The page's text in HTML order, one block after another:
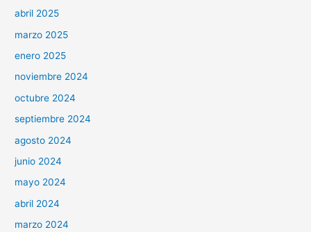
abril 2025
marzo 2025
enero 2025
noviembre 2024
octubre 2024
septiembre 2024
agosto 2024
junio 2024
mayo 2024
abril 2024
marzo 2024